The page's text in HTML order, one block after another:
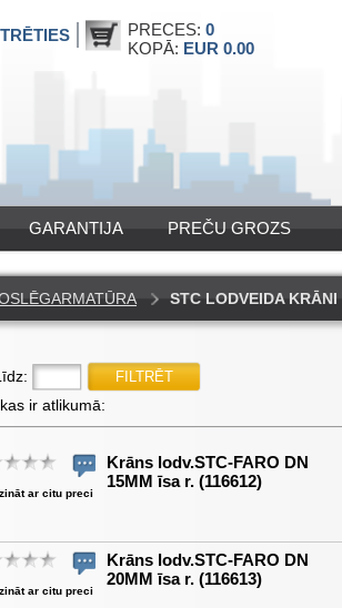
PRECES: 0
KOPĀ: EUR 0.00
GARANTIJA PREČU GROZS
STC LODVEIDA KRĀNI
ir atlikumā:
ar citu preci
Krāns lodv.STC-FARO DN
15MM īsa r. (116612)
ar citu preci
Krāns lodv.STC-FARO DN
20MM īsa r. (116613)